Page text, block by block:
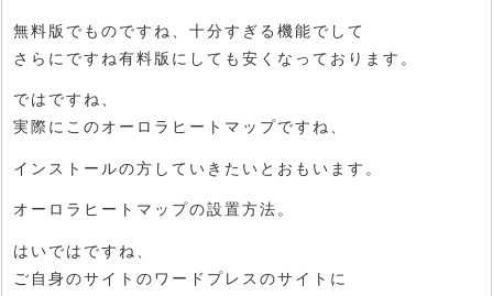
無料版でものですね、十分すぎる機能でして
さらにですね有料版にしても安くなっております。
ではですね、
実際にこのオーロラヒートマップですね、
インストールの方していきたいとおもいます。
オーロラヒートマップの設置方法。
はいではですね、
ご自身のサイトのワードプレスのサイトに